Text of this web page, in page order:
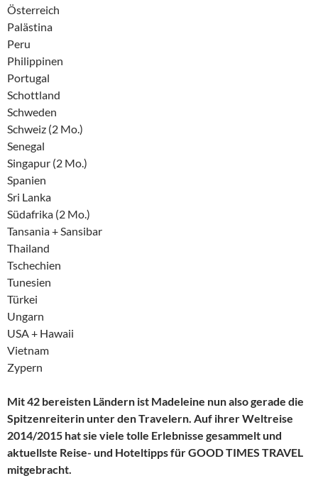
Österreich
Palästina
Peru
Philippinen
Portugal
Schottland
Schweden
Schweiz (2 Mo.)
Senegal
Singapur (2 Mo.)
Spanien
Sri Lanka
Südafrika (2 Mo.)
Tansania + Sansibar
Thailand
Tschechien
Tunesien
Türkei
Ungarn
USA + Hawaii
Vietnam
Zypern
Mit 42 bereisten Ländern ist Madeleine nun also gerade die
Spitzenreiterin unter den Travelern. Auf ihrer Weltreise
2014/2015 hat sie viele tolle Erlebnisse gesammelt und
aktuellste Reise- und Hoteltipps für GOOD TIMES TRAVEL
mitgebracht.